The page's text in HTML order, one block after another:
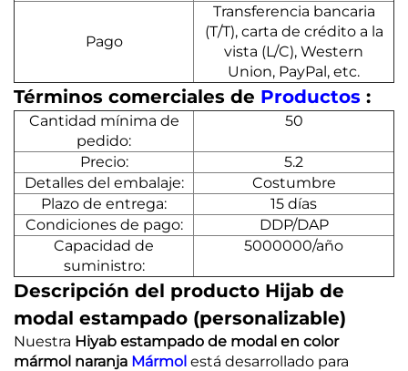
Pago
Transferencia bancaria
(T/T), carta de crédito a la
vista (L/C), Western
Union, PayPal, etc.
Términos comerciales de Productos :
Cantidad mínima de
pedido:
50
Precio:
5.2
Detalles del embalaje:
Costumbre
Plazo de entrega:
15 días
Condiciones de pago:
DDP/DAP
Capacidad de
suministro:
5000000/año
Descripción del producto Hijab de
modal estampado (personalizable)
Nuestra Hiyab estampado de modal en color
mármol naranja Mármol está desarrollado para